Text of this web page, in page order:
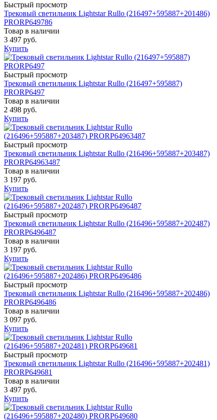
Быстрый просмотр
Трековый светильник Lightstar Rullo (216497+595887+201486)
PRORP649786
Товар в наличии
3 497 руб.
Купить
Быстрый просмотр
Трековый светильник Lightstar Rullo (216497+595887)
PRORP6497
Товар в наличии
2 498 руб.
Купить
Быстрый просмотр
Трековый светильник Lightstar Rullo (216496+595887+203487)
PRORP64963487
Товар в наличии
3 197 руб.
Купить
Быстрый просмотр
Трековый светильник Lightstar Rullo (216496+595887+202487)
PRORP6496487
Товар в наличии
3 197 руб.
Купить
Быстрый просмотр
Трековый светильник Lightstar Rullo (216496+595887+202486)
PRORP6496486
Товар в наличии
3 097 руб.
Купить
Быстрый просмотр
Трековый светильник Lightstar Rullo (216496+595887+202481)
PRORP649681
Товар в наличии
3 497 руб.
Купить